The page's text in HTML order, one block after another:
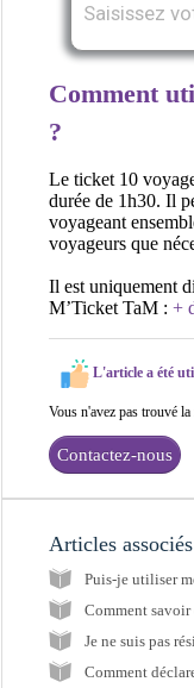
Comment
?
Le ticket 10
durée de 1h30. Il
voyageant
voyageurs que
Il est uniquement
M’Ticket TaM : +
L'article a été
Vous n'avez pas trouvé
Contactez-nous
Articles associés
Comment